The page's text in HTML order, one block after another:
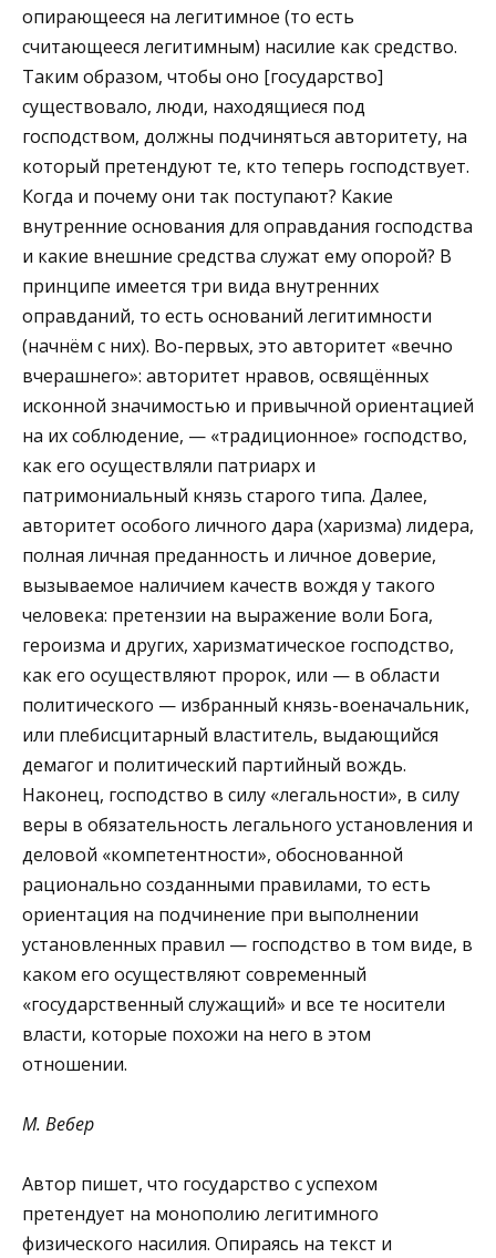
опирающееся на легитимное (то есть
считающееся легитимным) насилие как средство.
Таким образом, чтобы оно [государство]
существовало, люди, находящиеся под
господством, должны подчиняться авторитету, на
который претендуют те, кто теперь господствует.
Когда и почему они так поступают? Какие
внутренние основания для оправдания господства
и какие внешние средства служат ему опорой? В
принципе имеется три вида внутренних
оправданий, то есть оснований легитимности
(начнём с них). Во-первых, это авторитет «вечно
вчерашнего»: авторитет нравов, освящённых
исконной значимостью и привычной ориентацией
на их соблюдение, — «традиционное» господство,
как его осуществляли патриарх и
патримониальный князь старого типа. Далее,
авторитет особого личного дара (харизма) лидера,
полная личная преданность и личное доверие,
вызываемое наличием качеств вождя у такого
человека: претензии на выражение воли Бога,
героизма и других, харизматическое господство,
как его осуществляют пророк, или — в области
политического — избранный князь-военачальник,
или плебисцитарный властитель, выдающийся
демагог и политический партийный вождь.
Наконец, господство в силу «легальности», в силу
веры в обязательность легального установления и
деловой «компетентности», обоснованной
рационально созданными правилами, то есть
ориентация на подчинение при выполнении
установленных правил — господство в том виде, в
каком его осуществляют современный
«государственный служащий» и все те носители
власти, которые похожи на него в этом
отношении.
М. Вебер
Автор пишет, что государство с успехом
претендует на монополию легитимного
физического насилия. Опираясь на текст и